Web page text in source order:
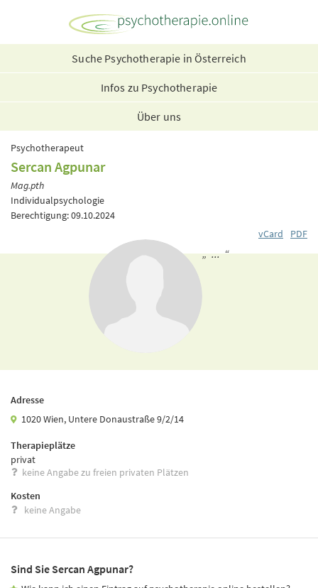
Suche Psychotherapie in Österreich
Infos zu Psychotherapie
Über uns
Psychotherapeut
Sercan Agpunar
Mag.pth
Individualpsychologie
Berechtigung: 09.10.2024
vCard
PDF
„ ... “
Adresse
1020 Wien, Untere Donaustraße 9/2/14
Therapieplätze
privat
keine Angabe zu freien privaten Plätzen
Kosten
keine Angabe
Sind Sie Sercan Agpunar?